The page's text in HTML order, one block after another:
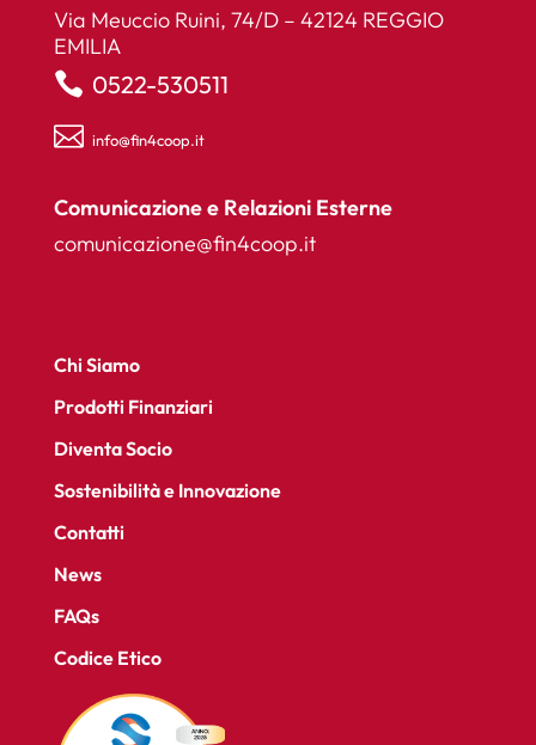
Via Meuccio Ruini, 74/D – 42124 REGGIO
EMILIA
 0522-530511
 info@fin4coop.it
Comunicazione e Relazioni Esterne
comunicazione@fin4coop.it
Chi Siamo
Prodotti Finanziari
Diventa Socio
Sostenibilità e Innovazione
Contatti
News
FAQs
Codice Etico